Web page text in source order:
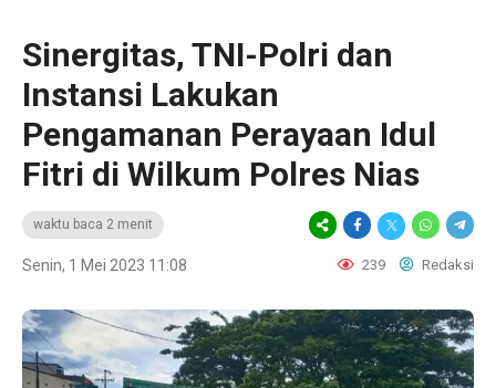
Sinergitas, TNI-Polri dan
Instansi Lakukan
Pengamanan Perayaan Idul
Fitri di Wilkum Polres Nias
waktu baca 2 menit
Senin, 1 Mei 2023 11:08 239 Redaksi